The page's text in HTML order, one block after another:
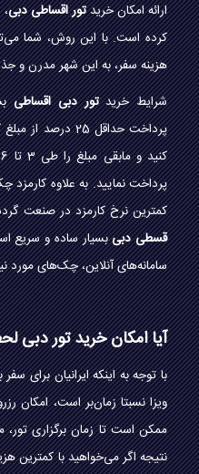
ارائه امکان خریدتور اقساطی دبی
کرده است. با این روش، شما
هزینه سفر، به این شهر مدرن و
شرایط خریدتور دبی اقساطی
پرداخت حداقل 25
کمترین نرخ کارمزد در صنعت
قسطی دبیبسیار ساده و سریع
سامانه‌های آنلاین، چک‌های مورد
آیا امکان خرید تور دبی
با توجه به اینکه ایرانیان برای
ویزا نسبتا زمان‌بر است، امکان
ممکن است تا زمان برگزاری
نتیجه اگر می‌خواهید با کمترین